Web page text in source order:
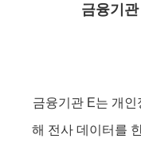
금융기
금융기관 E는 개
해 전사 데이터를